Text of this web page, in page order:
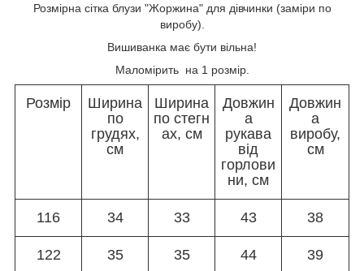
Розмірна сітка блузи "Жоржина" для дівчинки (заміри по
виробу).
Вишиванка має бути вільна!
Маломірить на 1 розмір.
Розмір
Ширина
по
грудях,
см
Ширина
по стегн
ах, см
Довжин
а
рукава
від
горлови
ни, см
Довжин
а
виробу,
см
116 34 33 43 38
122 35 35 44 39